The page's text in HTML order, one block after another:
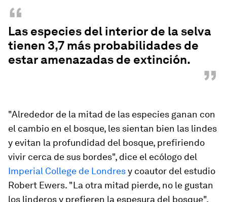
“
Las especies del interior de la selva
tienen 3,7 más probabilidades de
estar amenazadas de extinción.
”
"Alrededor de la mitad de las especies ganan con
el cambio en el bosque, les sientan bien las lindes
y evitan la profundidad del bosque, prefiriendo
vivir cerca de sus bordes", dice el ecólogo del
Imperial College de Londresy coautor del estudio
Robert Ewers. "La otra mitad pierde, no le gustan
los linderos y prefieren la espesura del bosque",